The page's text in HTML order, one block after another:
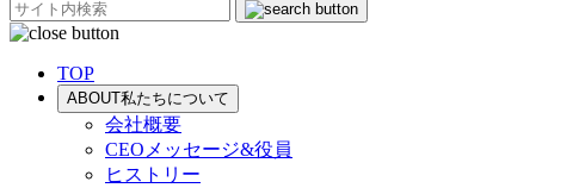
TOP
ABOUT私たちについて
会社概要
CEOメッセージ&役員
ヒストリー